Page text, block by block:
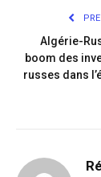
Algérie-
boom des
russes dans